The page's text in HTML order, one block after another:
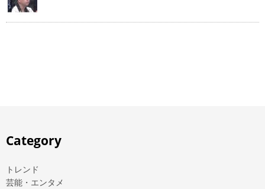
Category
トレンド
芸能・エンタメ